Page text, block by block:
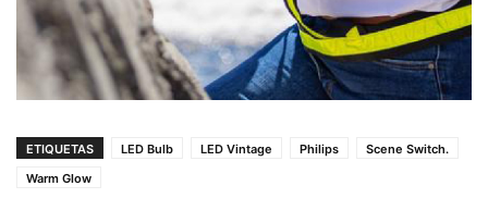
ETIQUETAS LED Bulb LED Vintage Philips
Scene Switch.
Warm Glow